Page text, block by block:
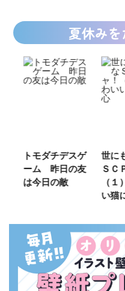
夏休み
トモダチデスゲ
ーム 昨日の友
は今日の敵
世に
ＳＣ
（
い猫